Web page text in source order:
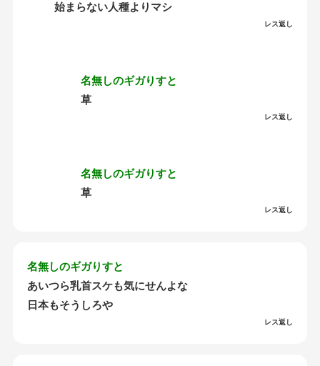
始まらない人種よりマシ
レス返し
名無しのギガりすと
草
レス返し
名無しのギガりすと
草
レス返し
名無しのギガりすと
あいつら乳首スケも気にせんよな
日本もそうしろや
レス返し